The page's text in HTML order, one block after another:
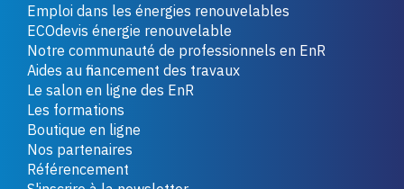
Emploi dans les énergies renouvelables
ECOdevis énergie renouvelable
Notre communauté de professionnels en EnR
Aides au financement des travaux
Le salon en ligne des EnR
Les formations
Boutique en ligne
Nos partenaires
Référencement